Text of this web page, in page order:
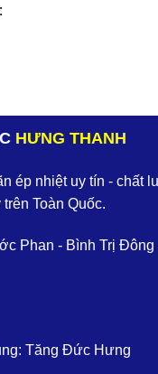
HƯNG THANH
ép nhiệt uy tín - chất
Toàn Quốc.
Phan - Bình Trị Đông
Tăng Đức Hưng